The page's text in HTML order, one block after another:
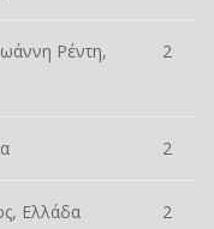
Ρέντη,
2
2
Ελλάδα 2